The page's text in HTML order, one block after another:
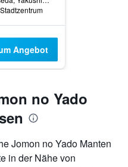
Angebot
no Yado
Jomon no Yado Manten
in der Nähe von